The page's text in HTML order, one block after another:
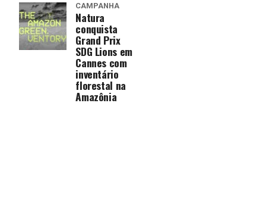
CAMPANHA
Natura
conquista
Grand Prix
SDG Lions em
Cannes com
inventário
florestal na
Amazônia